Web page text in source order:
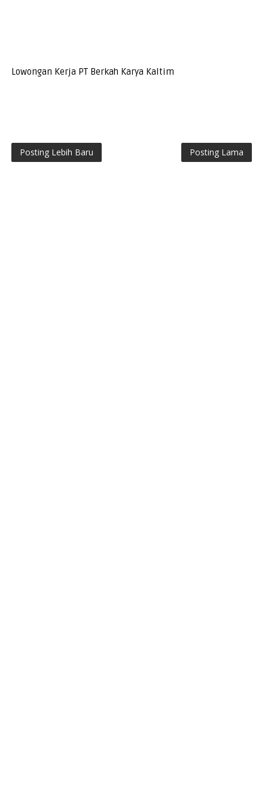
Lowongan Kerja PT Berkah Karya Kaltim
Posting Lebih Baru Posting Lama